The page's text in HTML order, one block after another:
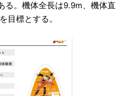
る。機体全長は9.9m、機体直
目標とする。